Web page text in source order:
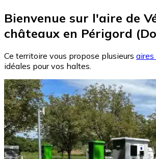
Bienvenue sur l'aire de
châteaux en Périgord
Ce territoire vous propose plusieurs aires
idéales pour vos haltes.